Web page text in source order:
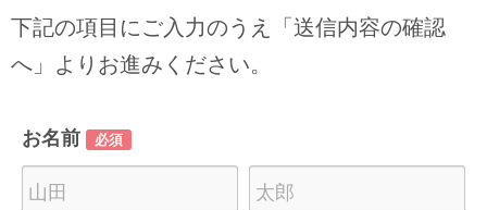
下記の項目にご入力のうえ「送信内容の確認
へ」よりお進みください。
お名前 必須
苗
名